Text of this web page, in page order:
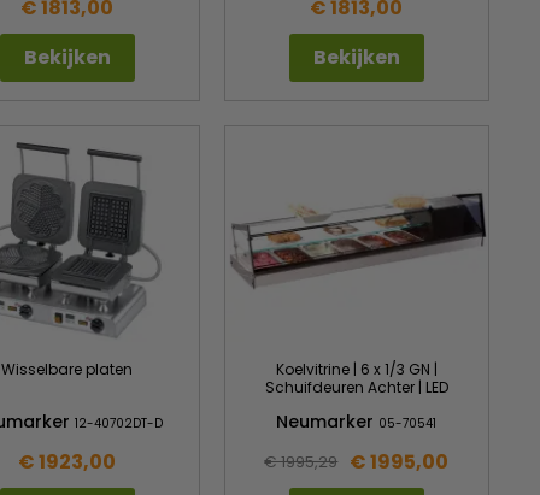
€ 1813,00
Bekijken
€ 1813,00
Bekijken
Wisselbare platen
12-40702DT-D
€ 1923,00
Koelvitrine | 6 x 1/3 GN |
Schuifdeuren Achter | LED
Neumarker 05-70541
€ 1995,29 € 1995,00